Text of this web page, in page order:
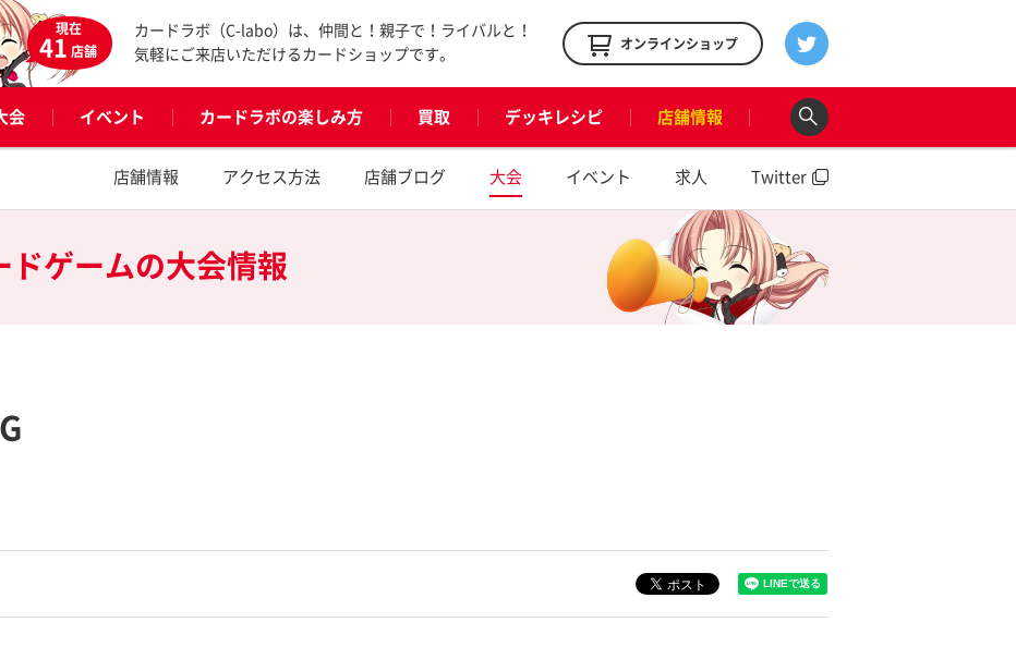
現在
41店舗
カードラボ（C-labo）は、仲間と！親子で！ライバルと！
気軽にご来店いただけるカードショップです。
オンラインショップ
会 イベント カードラボの楽しみ方 買取 デッキレシピ 店舗情報
店舗情報 アクセス方法 店舗ブログ 大会 イベント 求人 Twitter
ドゲームの大会情報